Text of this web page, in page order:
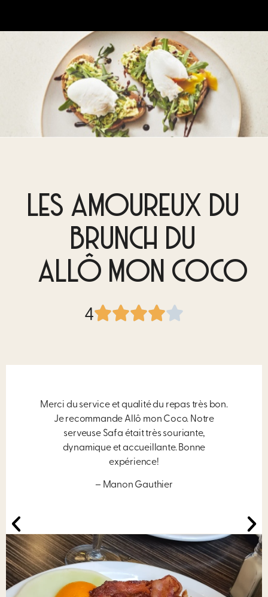
LES AMOUREUX DU
BRUNCH DU
ALLÔ MON COCO
4
Merci du service et qualité du repas très bon.
Je recommande Allô mon Coco. Notre
serveuse Safa était très souriante,
dynamique et accueillante. Bonne
expérience!
– Manon Gauthier